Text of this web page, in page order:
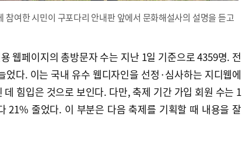
참여한 시민이 구포다리 안내판 앞에서 문화해설사의 설명을 듣고
웹페이지의 총방문자 수는 지난 1일 기준으로 4359명. 전
었다. 이는 국내 유수 웹디자인을 선정·심사하는 지디웹에
힘입은 것으로 보인다. 다만, 축제 기간 가입 회원 수는 1
21% 줄었다. 이 부분은 다음 축제를 기획할 때 내용을 잘